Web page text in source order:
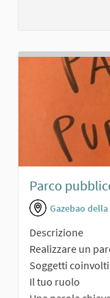
Parco
Gazebao
Descrizione
Realizzare un
Soggetti coinvolti
Il tuo ruolo